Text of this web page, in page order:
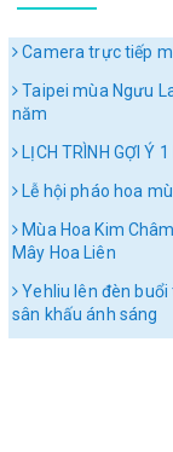
Camera trực tiếp
Taipei mùa Ngưu
năm
LỊCH TRÌNH GỢI Ý
Lễ hội pháo hoa
Mùa Hoa Kim
Mây Hoa Liên
Yehliu lên đèn
sân khấu ánh sáng